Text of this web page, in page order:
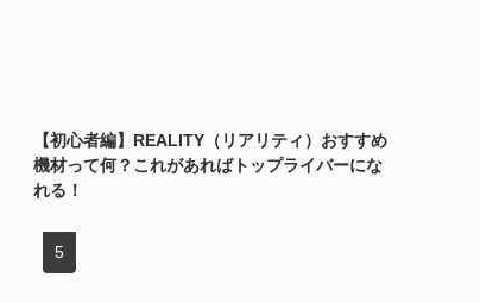
【初心者編】REALITY（リアリティ）おすすめ
機材って何？これがあればトップライバーにな
れる！